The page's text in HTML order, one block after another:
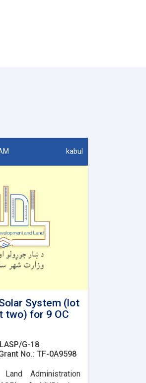
kabul
System (lot
two) for 9 OC
G-18
No.: TF-0A9598
Administration